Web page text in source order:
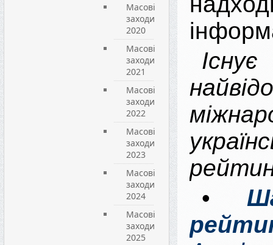
Масові
заходи
2020
Масові
заходи
2021
Масові
заходи
2022
Масові
заходи
2023
Масові
заходи
2024
Масові
заходи
2025
•